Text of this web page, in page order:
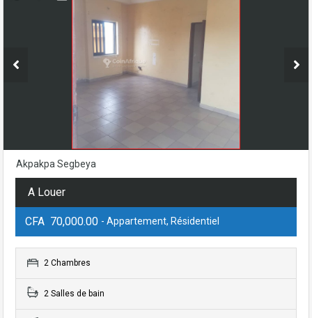
Akpakpa Segbeya
A Louer
CFA 70,000.00 - Appartement, Résidentiel
2 Chambres
2 Salles de bain